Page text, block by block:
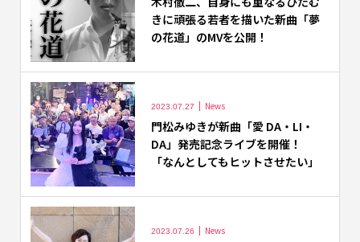
きに頑張る若者を描いた新曲「夢
の花道」のMVを公開！
2023.07.27 News
門松みゆきが新曲「愛 DA・LI・
DA」発売記念ライブを開催！
「なんとしてもヒットさせたい」
2023.07.26 News